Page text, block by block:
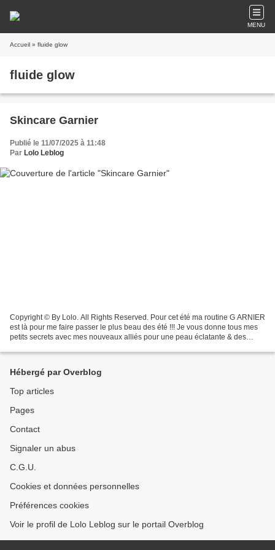
MENU
Accueil » fluide glow
fluide glow
Skincare Garnier
Publié le 11/07/2025 à 11:48
Par Lolo Leblog
Copyright © By Lolo. All Rights Reserved. Pour cet été ma routine G ARNIER
est là pour me faire passer le plus beau des été !!! Je vous donne tous mes
petits secrets avec mes nouveaux alliés pour une peau éclatante & des
Hébergé par Overblog
Top articles
Pages
Contact
Signaler un abus
C.G.U.
Cookies et données personnelles
Préférences cookies
Voir le profil de Lolo Leblog sur le portail Overblog